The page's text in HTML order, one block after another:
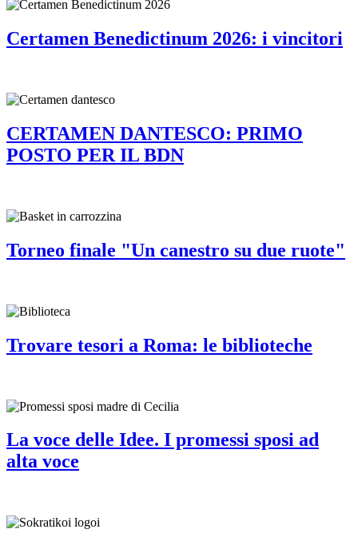
Certamen Benedictinum 2026: i vincitori
CERTAMEN DANTESCO: PRIMO
POSTO PER IL BDN
Torneo finale "Un canestro su due ruote"
Trovare tesori a Roma: le biblioteche
La voce delle Idee. I promessi sposi ad
alta voce